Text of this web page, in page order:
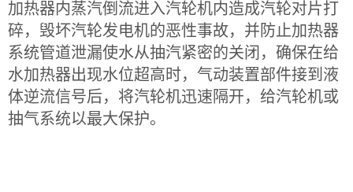
加热器内蒸汽倒流进入汽轮机内造成汽轮对片打
碎，毁坏汽轮发电机的恶性事故，并防止加热器
系统管道泄漏使水从抽汽紧密的关闭，确保在给
水加热器出现水位超高时，气动装置部件接到液
体逆流信号后，将汽轮机迅速隔开，给汽轮机或
抽气系统以最大保护。